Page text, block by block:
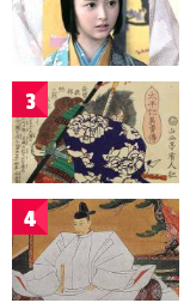
3
4